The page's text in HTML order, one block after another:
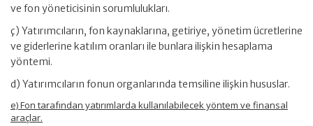
ve fon yöneticisinin sorumlulukları.
ç) Yatırımcıların, fon kaynaklarına, getiriye, yönetim ücretlerine
ve giderlerine katılım oranları ile bunlara ilişkin hesaplama
yöntemi.
d) Yatırımcıların fonun organlarında temsiline ilişkin hususlar.
e) Fon tarafından yatırımlarda kullanılabilecek yöntem ve finansal
araçlar.